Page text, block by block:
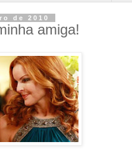
de 2010
amiga!